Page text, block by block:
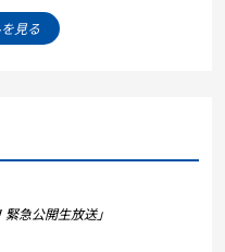
見る
急公開生放送」